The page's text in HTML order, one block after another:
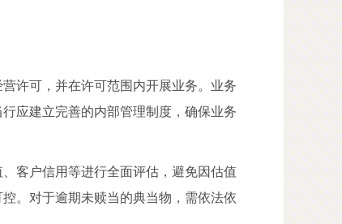
许可，并在许可范围内开展业务。业务
应建立完善的内部管理制度，确保业务
客户信用等进行全面评估，避免因估值
。对于逾期未赎当的典当物，需依法依